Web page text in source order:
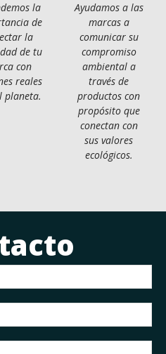
la
de
la
de tu
con
reales
planeta.
Ayudamos a las
marcas a
comunicar su
compromiso
ambiental a
través de
productos con
propósito que
conectan con
sus valores
ecológicos.